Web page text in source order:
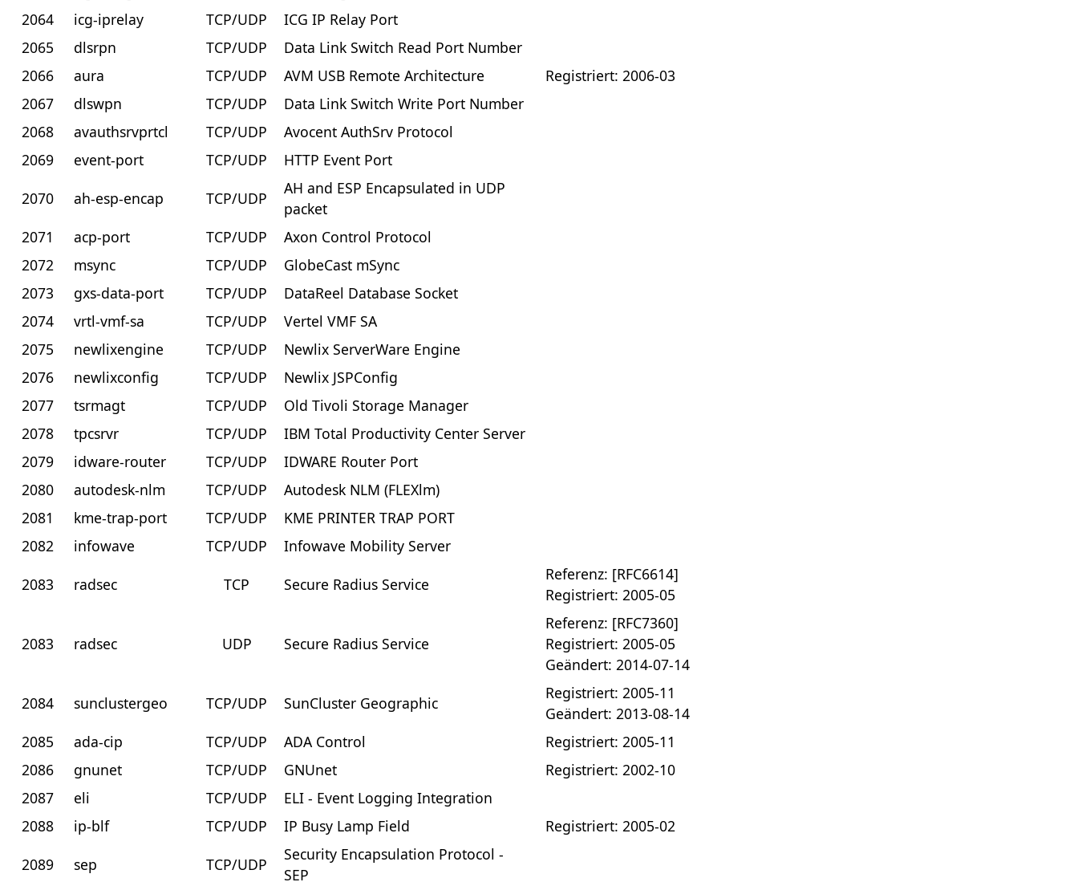
2064
icg-iprelay TCP/UDP
ICG IP Relay Port
2065
dlsrpn TCP/UDP
Data Link Switch Read Port Number
2066
aura TCP/UDP AVM USB Remote Architecture
Registriert: 2006-03
2067
dlswpn TCP/UDP
Data Link Switch Write Port Number
2068
avauthsrvprtcl TCP/UDP
Avocent AuthSrv Protocol
2069
event-port TCP/UDP
HTTP Event Port
2070
ah-esp-encap TCP/UDP
AH and ESP Encapsulated in UDP
packet
2071
acp-port TCP/UDP
Axon Control Protocol
2072
msync TCP/UDP
GlobeCast mSync
2073
gxs-data-port TCP/UDP
DataReel Database Socket
2074
vrtl-vmf-sa TCP/UDP
Vertel VMF SA
2075
newlixengine TCP/UDP
Newlix ServerWare Engine
2076
newlixconfig TCP/UDP
Newlix JSPConfig
2077
tsrmagt TCP/UDP
Old Tivoli Storage Manager
2078
tpcsrvr TCP/UDP
IBM Total Productivity Center Server
2079
idware-router TCP/UDP
IDWARE Router Port
2080
autodesk-nlm TCP/UDP
Autodesk NLM (FLEXlm)
2081
kme-trap-port TCP/UDP
KME PRINTER TRAP PORT
2082
infowave TCP/UDP
Infowave Mobility Server
2083
radsec TCP Secure Radius Service
Referenz: [RFC6614]
Registriert: 2005-05
2083 radsec UDP Secure Radius Service
Referenz: [RFC7360]
Registriert: 2005-05
Geändert: 2014-07-14
2084
sunclustergeo TCP/UDP SunCluster Geographic
Registriert: 2005-11
Geändert: 2013-08-14
2085
ada-cip TCP/UDP ADA Control
Registriert: 2005-11
2086
gnunet TCP/UDP GNUnet
Registriert: 2002-10
2087
eli TCP/UDP
ELI - Event Logging Integration
2088
ip-blf TCP/UDP IP Busy Lamp Field
Registriert: 2005-02
2089
sep TCP/UDP
Security Encapsulation Protocol -
SEP